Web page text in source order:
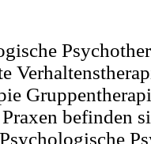
befinden